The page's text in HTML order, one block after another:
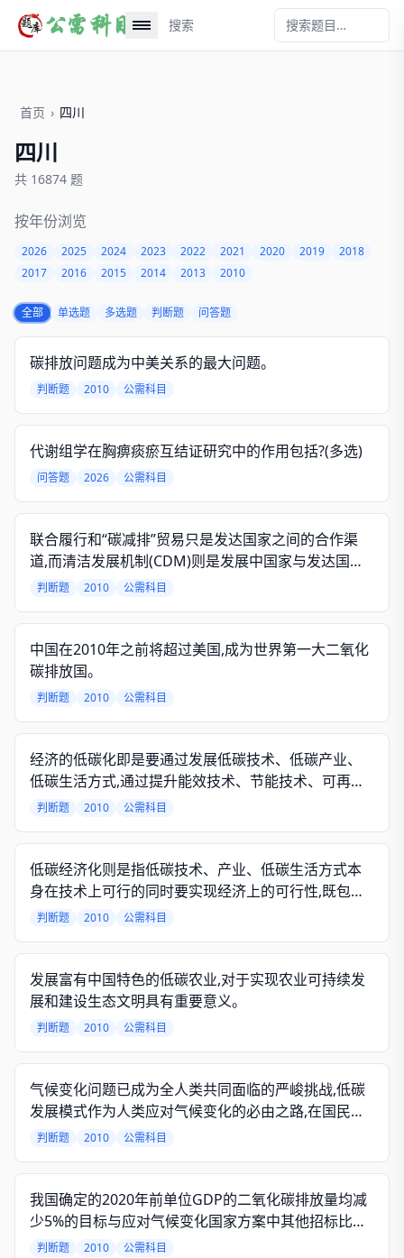
搜索
首页 › 四川
四川
共 16874 题
按年份浏览
2026 2025 2024 2023 2022 2021 2020 2019
2018
2017
2016 2015 2014 2013 2010
全部 单选题 多选题 判断题 问答题
碳排放问题成为中美关系的最大问题。
判断题 2010 公需科目
代谢组学在胸痹痰瘀互结证研究中的作用包括?(多选)
问答题 2026 公需科目
联合履行和“碳减排”贸易只是发达国家之间的合作渠
道,而清洁发展机制(CDM)则是发展中国家与发达国家
之间的合作渠道。
判断题 2010 公需科目
中国在2010年之前将超过美国,成为世界第一大二氧化
碳排放国。
判断题 2010 公需科目
经济的低碳化即是要通过发展低碳技术、低碳产业、
低碳生活方式,通过提升能效技术、节能技术、可再生
能源技术和温室气体减排技术,促进产品的低碳开发,实
判断题 2010 公需科目
低碳经济化则是指低碳技术、产业、低碳生活方式本
身在技术上可行的同时要实现经济上的可行性,既包括
了更多的经济手段、措施激励,还应包括要让其成为赢
判断题 2010 公需科目
发展富有中国特色的低碳农业,对于实现农业可持续发
展和建设生态文明具有重要意义。
判断题 2010 公需科目
气候变化问题已成为全人类共同面临的严峻挑战,低碳
发展模式作为人类应对气候变化的必由之路,在国民经
济中将扮演越来越重要的角色。
判断题 2010 公需科目
我国确定的2020年前单位GDP的二氧化碳排放量均减
少5%的目标与应对气候变化国家方案中其他招标比较,
具有更强烈的约束性。
判断题 2010 公需科目